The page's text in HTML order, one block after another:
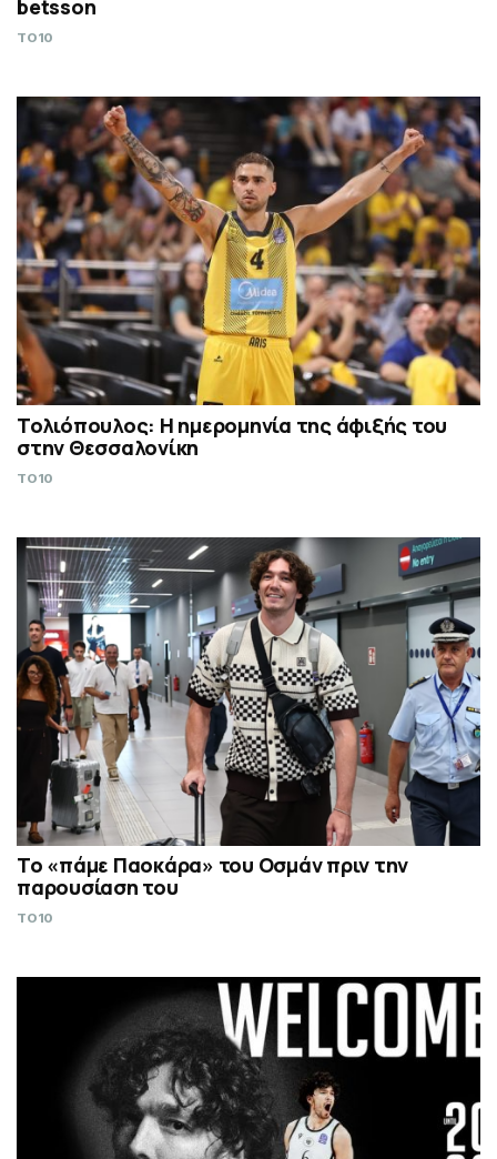
betsson
TO10
Τολιόπουλος: Η ημερομηνία της άφιξής του
στην Θεσσαλονίκη
TO10
Το «πάμε Παοκάρα» του Οσμάν πριν την
παρουσίαση του
TO10